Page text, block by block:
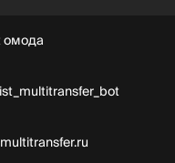
омода